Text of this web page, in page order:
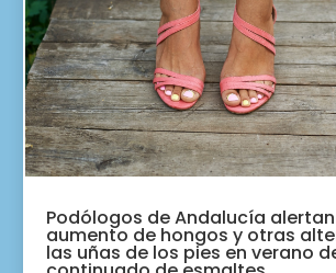
Podólogos de Andalucía
aumento de hongos y otras
las uñas de los pies en verano